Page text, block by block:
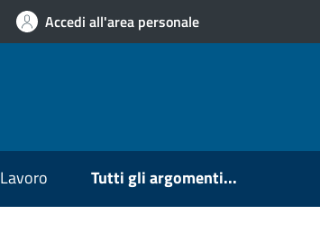
Accedi all'area personale
Lavoro Tutti gli argomenti...